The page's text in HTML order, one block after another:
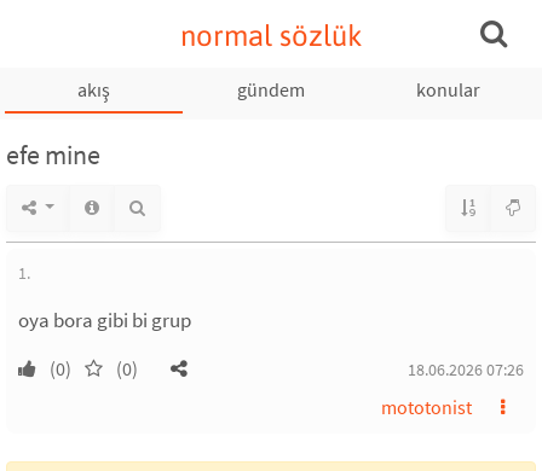
normal sözlük
akış gündem konular
efe mine
1.
oya bora gibi bi grup
(0) (0) 18.06.2026 07:26
mototonist